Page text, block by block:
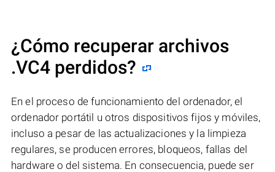
¿Cómo recuperar archivos
.VC4 perdidos?
En el proceso de funcionamiento del ordenador, el
ordenador portátil u otros dispositivos fijos y móviles,
incluso a pesar de las actualizaciones y la limpieza
regulares, se producen errores, bloqueos, fallas del
hardware o del sistema. En consecuencia, puede ser